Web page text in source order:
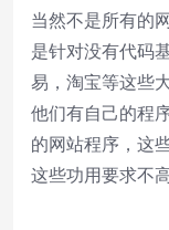
当然不是所有的
是针对没有代码
易，淘宝等这些
他们有自己的程
的网站程序，这
这些功用要求不